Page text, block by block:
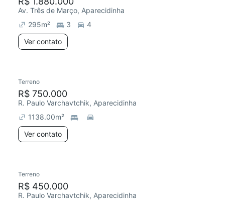
Av. Três de Março, Aparecidinha
295m² 3
4
Ver contato
Terreno
R$ 750.000
R. Paulo Varchavtchik, Aparecidinha
1138.00m²
Ver contato
Terreno
R$ 450.000
R. Paulo Varchavtchik, Aparecidinha